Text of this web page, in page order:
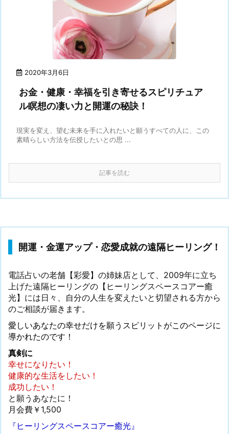
2020年3月6日
お金・健康・幸福を引き寄せるスピリチュア
ル瞑想の凄い力と開運の秘訣！
現実を変え、望む未来を手に入れたいと願うすべての人に、この
素晴らしい方法を伝授したいとの思 ...
記事を読む
開運・金運アップ・恋愛成就の遠隔ヒーリング！
電話占いの老舗【彩愛】の姉妹店として、2009年に立ち
上げた遠隔ヒーリングの【ヒーリングスペースコアー癒
光】には日々、自分の人生を変えたいと切望される方から
のご相談が届きます。
愛しいあなたの幸せだけを願うスピリットがこのページに
導かれたのです！
真剣に
幸せになりたい！
健康的な生活をしたい！
成功したい！
と願うあなたに！
月会費￥1,500
『ヒーリングスペースコアー癒光』